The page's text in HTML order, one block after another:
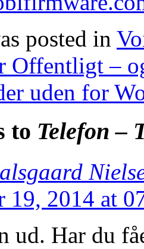
posted in
Offentligt –
uden for
to Telefon –
19, 2014 at
ud. Har du